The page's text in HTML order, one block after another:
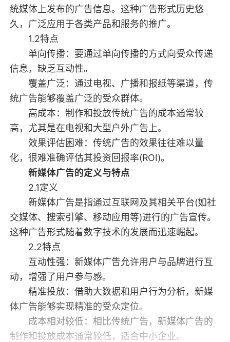
统媒体上发布的广告信息。这种广告形式历史悠
久，广泛应用于各类产品和服务的推广。
1.2特点
单向传播：要通过单向传播的方式向受众传递
信息，缺乏互动性。
覆盖广泛：通过电视、广播和报纸等渠道，传
统广告能够覆盖广泛的受众群体。
高成本：制作和投放传统广告的成本通常较
高，尤其是在电视和大型户外广告上。
效果评估困难：传统广告的效果往往难以量
化，很难准确评估其投资回报率(ROI)。
新媒体广告的定义与特点
2.1定义
新媒体广告是指通过互联网及其相关平台(如社
交媒体、搜索引擎、移动应用等)进行的广告宣传。
这种广告形式随着数字技术的发展而迅速崛起。
2.2特点
互动性强：新媒体广告允许用户与品牌进行互
动，增强了用户参与感。
精准投放：借助大数据和用户行为分析，新媒
体广告能够实现精准的受众定位。
成本相对较低：相比传统广告，新媒体广告的
制作和投放成本通常较低，适合中小企业。